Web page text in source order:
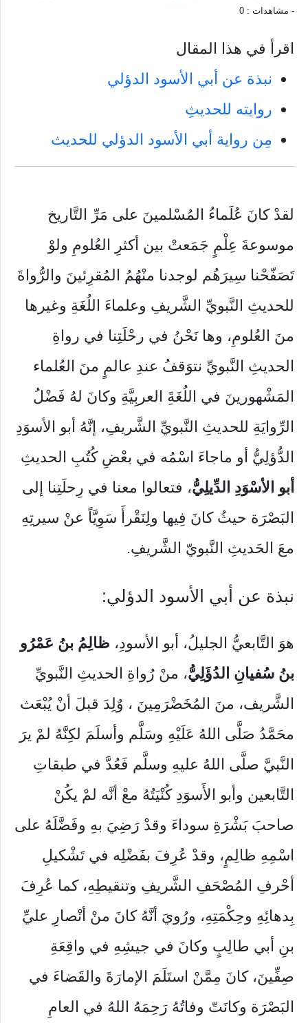
- مشاهدات : 0
اقرأ في هذا المقال
نبذة عن أبي الأسود الدؤلي
روايته للحديثِ
مِن رواية أبي الأسود الدؤلي للحديث
لقدْ كانَ عُلَماءُ المُسْلمينَ على مَرِّ التَّاريخ
موسوعةَ عِلْمٍ جَمَعتْ بين أكثرِ العُلومِ ولوْ
تَصَفّحْنا سِيرَهُم لوجدنا منْهُمُ المُقرِئينَ والرُّواةَ
للحديثِ النَّبويِّ الشَّريفِ وعلماءَ اللُغَةِ وغيرها
منَ العُلومِ، وها نَحْنُ في رحْلَتِنا في رواةِ
الحديثِ النَّبويِّ نتوَقفُ عندِ عالمٍ منَ العُلماء
المَشْهورينَ في اللُغَةَِ العربِيَّةِ وكانَ لهُ فَضْلُ
الرِّوايَةِ للحديثِ النَّبويِّ الشَّريفِ، إنَّهُ أبو الأسوَدِ
الدُّؤلِيُّ أو ماجاءَ اسْمُه في بعْضِ كُتُبِ الحديثِ
أبو الأسْوَدِ الدِّيلِيُّ، فتعالوا معنا في رِحلَتِنا إلى
البَصْرَة حيثُ كانَ فِيها ولِنَقْرأَ سَوِيَّاً عنْ سيرتِهِ
معَ الحَديثِ النَّبويّ الشَّريفِ.
نبذة عن أبي الأسود الدؤلي:
هوَ التَّابعيُّ الجليلُ، أبو الأسودِ، ظالِمُ بنُ عَمْرُو
بنُ سُفيانِ الدُؤَلِيُّ، منْ رُواةِ الحديثِ النَّبويِّ
الشَّريف، منَ المُخَضْرَمِينَ ، وٌلِدَ قبلَ أنْ يُبْعَث
محَمَّدُ صَلَّى اللهُ عَلَيْهِ وسَلَّم وأسلَمَ لكِنَّهُ لمْ يرَ
النَّبيَّ صلَّى اللهُ عليهِ وسلَّم فَعُدَّ في طبقاتِ
التَّابعين وأبو الأَسوَدِ كُنْيَتُهُ معْ أنَّه لمْ يكُنْ
صاحبَ بَشْرَةِ سوداءَ وقدْ رَضِيَ بهِ وفَضَّلَهُ على
اسْمِهِ ظالِمٍ، وقدْ عُرِفَ بفَضْلِه في تَشْكيلِ
أحْرفِ المُصْحَفِ الشَّريفِ وتنقيطِهِ، كما عُرِفَ
بِدهائِهِ وحِكْمَتِهِ، ورُويَ أنَّهُ كانَ منْ أنْصارِ عليِّ
بنِ أبي طالِبٍ وكانَ في جيشِهِ في واقِعَةِ
صِفِّينَ، كانَ مِمَّنْ استَلَمَ الإمارَةَ والقَضاءَ في
البَصْرَة وكانَتّ وفاتُهُ رَحِمَهُ اللهُ في العامِ